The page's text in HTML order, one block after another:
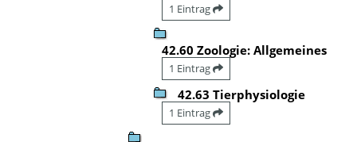
1 Eintrag
42.60 Zoologie: Allgemeines
1 Eintrag
42.63 Tierphysiologie
1 Eintrag